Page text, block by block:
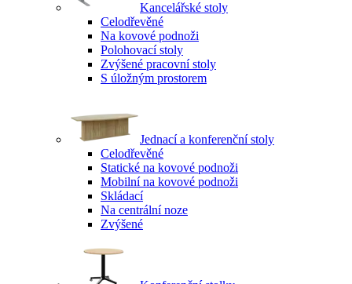
Kancelářské stoly
Celodřevěné
Na kovové podnoži
Polohovací stoly
Zvýšené pracovní stoly
S úložným prostorem
Jednací a konferenční stoly
Celodřevěné
Statické na kovové podnoži
Mobilní na kovové podnoži
Skládací
Na centrální noze
Zvýšené